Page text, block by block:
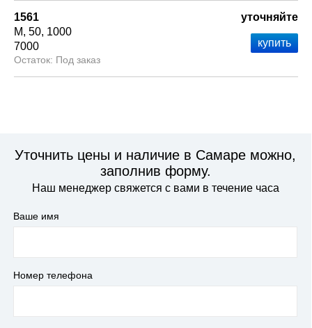
1561
М 50 1000
7000
Под заказ
уточняйте
Уточнить цены и наличие в Самаре можно,
заполнив форму.
Наш менеджер свяжется с вами в течение часа
Ваше имя
Номер телефона